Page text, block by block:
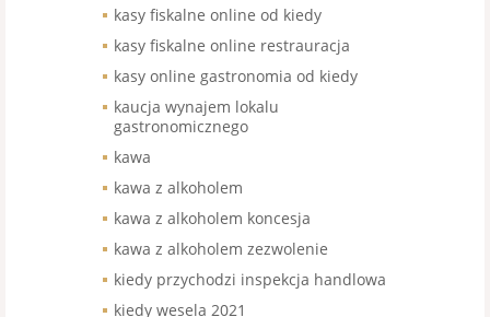
kasy fiskalne online od kiedy
kasy fiskalne online restrauracja
kasy online gastronomia od kiedy
kaucja wynajem lokalu
gastronomicznego
kawa
kawa z alkoholem
kawa z alkoholem koncesja
kawa z alkoholem zezwolenie
kiedy przychodzi inspekcja handlowa
kiedy wesela 2021